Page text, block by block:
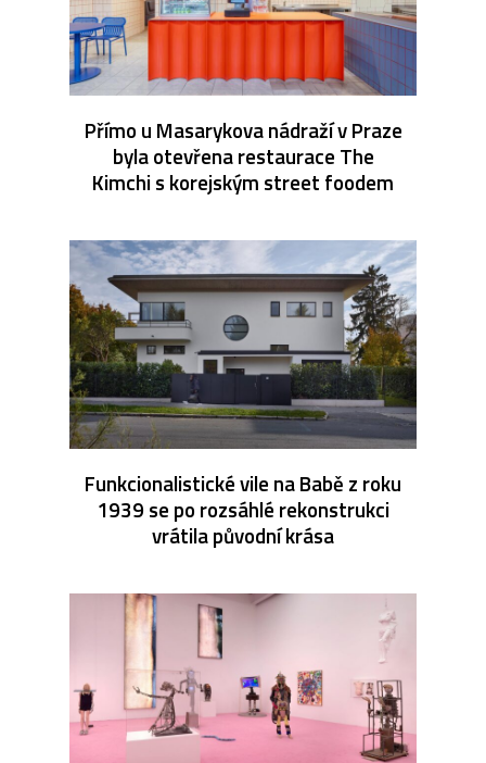
Přímo u Masarykova nádraží v Praze
byla otevřena restaurace The
Kimchi s korejským street foodem
Funkcionalistické vile na Babě z roku
1939 se po rozsáhlé rekonstrukci
vrátila původní krása